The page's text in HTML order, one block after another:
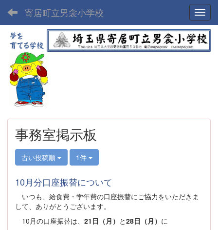
寄居町立男衾小学校
事務室掲示板
古い投稿順 1件
10月分口座振替について
いつも、給食費・学年費の口座振替にご協力をいただきま
して、ありがとうございます。
10月の口座振替は、 21日（月） と28日（月） に